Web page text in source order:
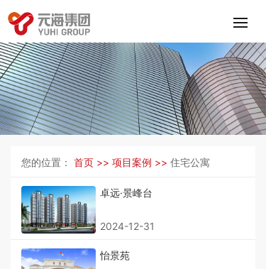
您的位置： 首页 >> 项目案例 >> 住宅公寓
卓远·景峰台
2024-12-31
怡景苑